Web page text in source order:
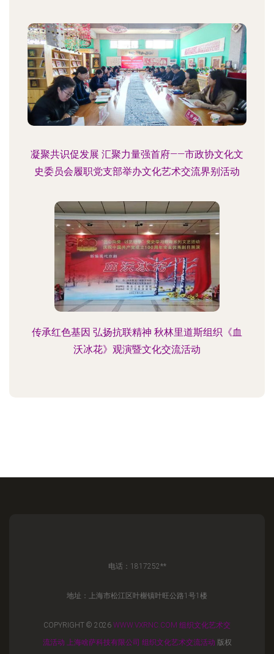
凝聚共识促发展 汇聚力量强首府——市政协文化文
史委员会履职党支部举办文化艺术交流界别活动
传承红色基因 弘扬抗联精神 秋林里道斯组织《血
沃冰花》观演暨文化交流活动
电话：1817252**
地址：上海市松江区叶榭镇叶旺公路1号1楼
COPYRIGHT © 2026 WWW.VXRNC.COM 组织文化艺术交
流活动
上海啥萨科技有限公司 组织文化艺术交流活动 版权